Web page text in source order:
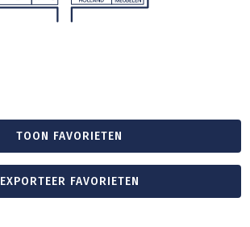
TOON FAVORIETEN
EXPORTEER FAVORIETEN